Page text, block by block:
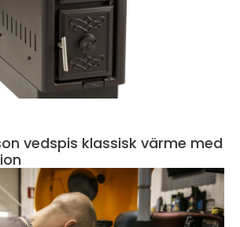
värme med